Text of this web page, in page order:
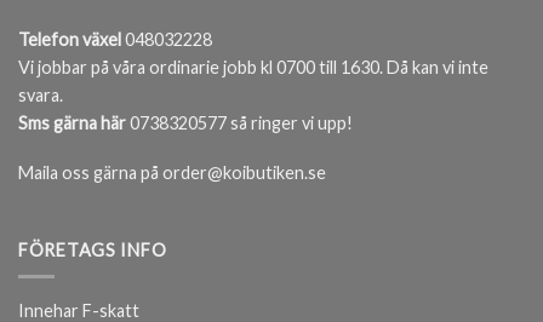
Telefon växel048032228
Vi jobbar på våra ordinarie jobb kl 0700 till 1630. Då kan vi inte
svara.
Sms gärna här0738320577 så ringer vi upp!
Maila oss gärna på order@koibutiken.se
FÖRETAGS INFO
Innehar F-skatt